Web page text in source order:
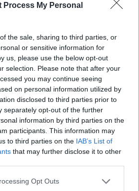
Process My Personal
the sale, sharing to third parties, or
or sensitive information for
us, please use the below opt-out
selection. Please note that after your
you may continue seeing
on personal information utilized by
disclosed to third parties prior to
separately opt-out of the further
information by third parties on the
participants. This information may
to third parties on the IAB’s List of
that may further disclose it to other
Opt Outs
Ekolist.cz. Příští rok už
šanci
se již řadu měsíců potácí na hraně
své čtenáře sežádostí o podporu
kapotu neziskového média. Pokusím
neutěšené situace. Některé
a ovlivnit jsme je nemohli. Za něco si
aneb Příště tu nemusí být
jsme spustili reklamní kampaň, která se
čtenáře. A její hlavní heslo „Našli jste
být“ není rozhodně nadnesené. Server
na hraně, buď se nám podaří získat
bude poctivější říct si, že to nejde a se
aneb Nový šéfredaktor